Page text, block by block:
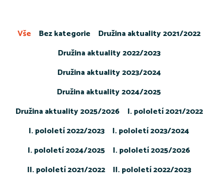
Bez kategorie
Družina aktuality 2021/2022
Družina aktuality 2022/2023
Družina aktuality 2023/2024
Družina aktuality 2024/2025
Družina aktuality 2025/2026
I. pololetí 2021/2022
I. pololetí 2022/2023
I. pololetí 2023/2024
I. pololetí 2024/2025
I. pololetí 2025/2026
II. pololetí 2021/2022
II. pololetí 2022/2023
Vše